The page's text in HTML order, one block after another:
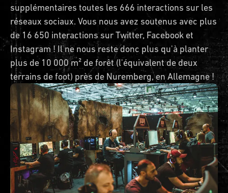
supplémentaires toutes les 666 interactions sur les
réseaux sociaux. Vous nous avez soutenus avec plus
de 16 650 interactions sur Twitter, Facebook et
Instagram ! Il ne nous reste donc plus qu'à planter
plus de 10 000 m² de forêt (l'équivalent de deux
terrains de foot) près de Nuremberg, en Allemagne !